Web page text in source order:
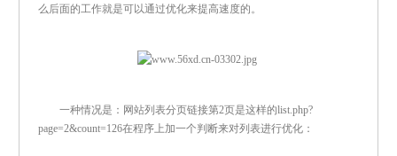
么后面的工作就是可以通过优化来提高速度的。
一种情况是：网站列表分页链接第2页是这样的list.php?
page=2&count=126在程序上加一个判断来对列表进行优化：